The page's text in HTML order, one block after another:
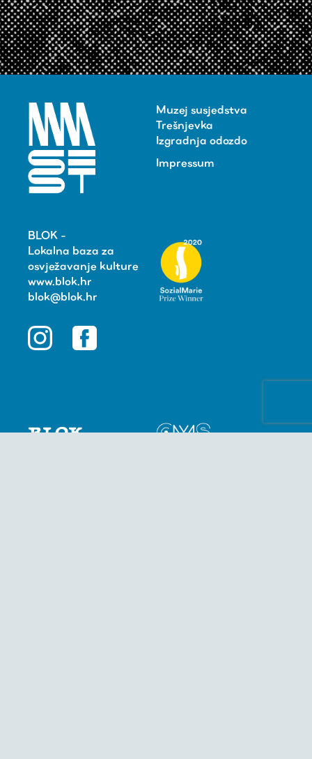
Muzej susjedstva
Trešnjevka
Izgradnja odozdo
Impressum
BLOK -
Lokalna baza za
osvježavanje kulture
www.blok.hr
blok@blok.hr